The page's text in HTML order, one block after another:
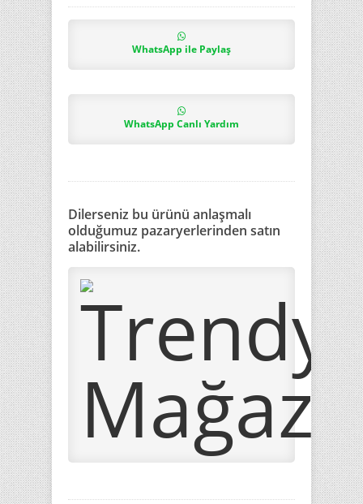
WhatsApp ile Paylaş
WhatsApp Canlı Yardım
Dilerseniz bu ürünü anlaşmalı
olduğumuz pazaryerlerinden satın
alabilirsiniz.